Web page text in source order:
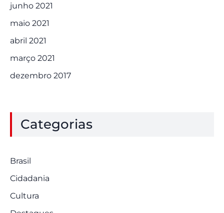
junho 2021
maio 2021
abril 2021
março 2021
dezembro 2017
Categorias
Brasil
Cidadania
Cultura